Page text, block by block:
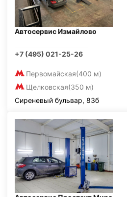
Автосервис Измайлово
+7 (495) 021-25-26
Первомайская(400 м)
Щелковская(350 м)
Сиреневый бульвар, 83б